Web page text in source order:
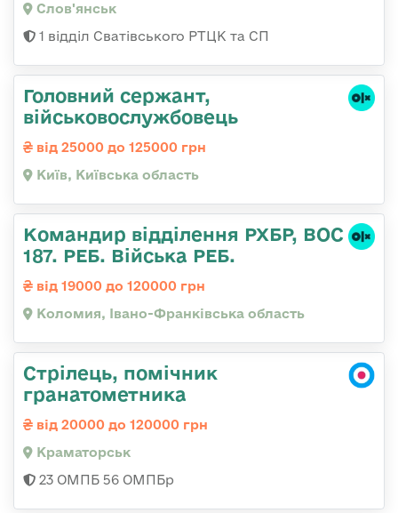
Слов'янськ
1 відділ Сватівського РТЦК та СП
Головний сержант,
військовослужбовець
від 25000 до 125000 грн
Київ, Київська область
Командир відділення РХБР, ВОС
187. РЕБ. Війська РЕБ.
від 19000 до 120000 грн
Коломия, Івано-Франківська область
Стрілець, помічник
гранатометника
від 20000 до 120000 грн
Краматорськ
23 ОМПБ 56 ОМПБр